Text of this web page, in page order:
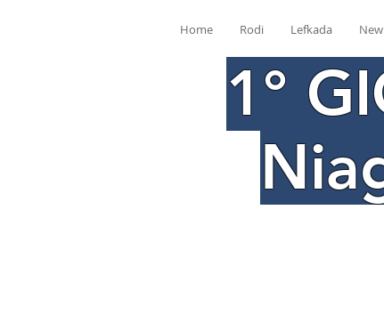
Home Rodi Lefkada
1°